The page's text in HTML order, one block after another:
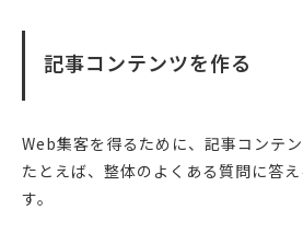
記事コンテンツを作る
Web集客を得るために、記事コンテン
たとえば、整体のよくある質問に答
す。